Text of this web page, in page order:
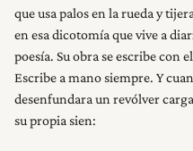
que usa palos en la rueda y
en esa dicotomía que vive a
poesía. Su obra se escribe con
Escribe a mano siempre. Y
desenfundara un revólver
su propia sien: